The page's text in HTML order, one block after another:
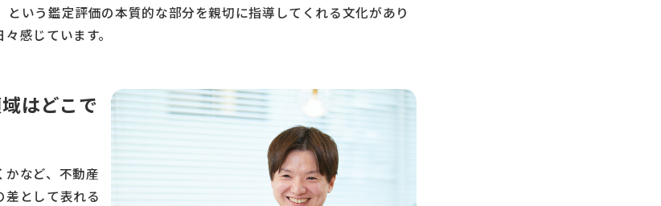
いう鑑定評価の本質的な部分を親切に指導してくれる文化があり
感じています。
はどこで
かなど、不動産
差として表れる